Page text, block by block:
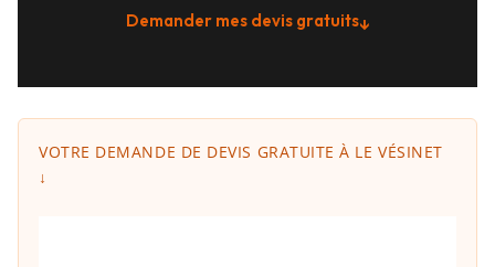
Demander mes devis gratuits↓
VOTRE DEMANDE DE DEVIS GRATUITE À LE VÉSINET
↓